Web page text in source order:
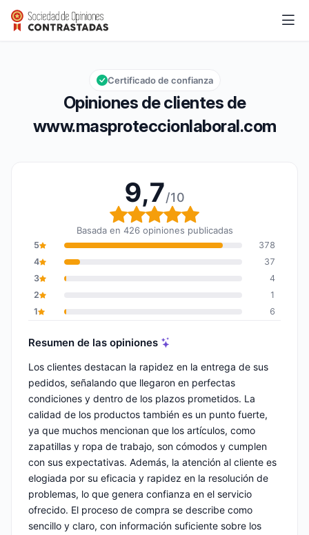
Calificación global: 9,7 de 10
9,7/10
Opiniones de clientes de
www.masproteccionlaboral.com
Certificado de confianza
9,7/10
Calificación global: 9,7
Basada en 426 opiniones publicadas
5
378
4
37
3
4
2
1
1
6
Resumen de las opiniones
Los clientes destacan la rapidez en la entrega de sus
pedidos, señalando que llegaron en perfectas
condiciones y dentro de los plazos prometidos. La
calidad de los productos también es un punto fuerte,
ya que muchos mencionan que los artículos, como
zapatillas y ropa de trabajo, son cómodos y cumplen
con sus expectativas. Además, la atención al cliente es
elogiada por su eficacia y rapidez en la resolución de
problemas, lo que genera confianza en el servicio
ofrecido. El proceso de compra se describe como
sencillo y claro, con información suficiente sobre los